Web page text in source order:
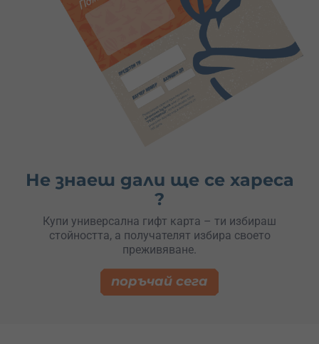
Не знаеш дали ще се хареса
?
Купи универсална гифт карта – ти избираш
стойността, а получателят избира своето
преживяване.
поръчай сега